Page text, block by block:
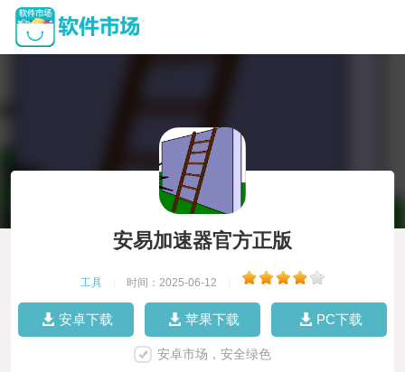
安易加速器官方正版
工具 时间：2025-06-12
安卓下载 苹果下载 PC下载
安卓市场，安全绿色